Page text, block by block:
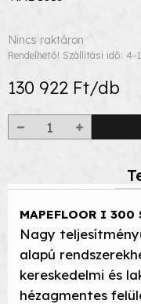
Nincs raktáron
Rendelhető! Szállítási idő: 4-
130 922 Ft/db
MAPEFLOOR I 300
Nagy
alapú
kereskedelmi és
hézagmentes